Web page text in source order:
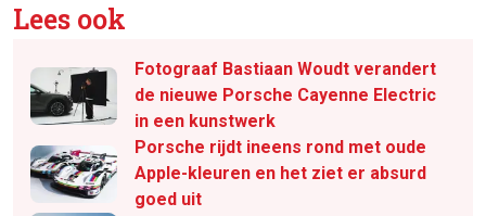
Lees ook
Fotograaf Bastiaan Woudt verandert
de nieuwe Porsche Cayenne Electric
in een kunstwerk
Porsche rijdt ineens rond met oude
Apple-kleuren en het ziet er absurd
goed uit